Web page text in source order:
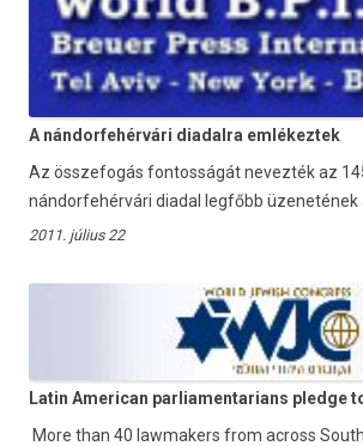
A nándorfehérvári diadalra emlékeztek
Az összefogás fontosságát nevezték az
nándorfehérvári diadal legfőbb üzenetének
2011. július 22
Latin American parliamentarians pledge
More than 40 lawmakers from across